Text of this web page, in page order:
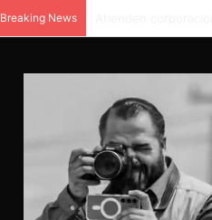
Breaking News